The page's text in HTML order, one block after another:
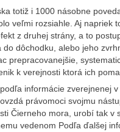
totiž i 1000 násobne
veľmi rozsiahle. Aj napriek
z druhej strány, a to
do dôchodku, alebo jeho
prepracovanejšie,
k verejnosti ktorá ich
informácie zverejnenej
právomoci svojmu
Čierneho mora, urobí tak
vedenom Podľa ďalšej